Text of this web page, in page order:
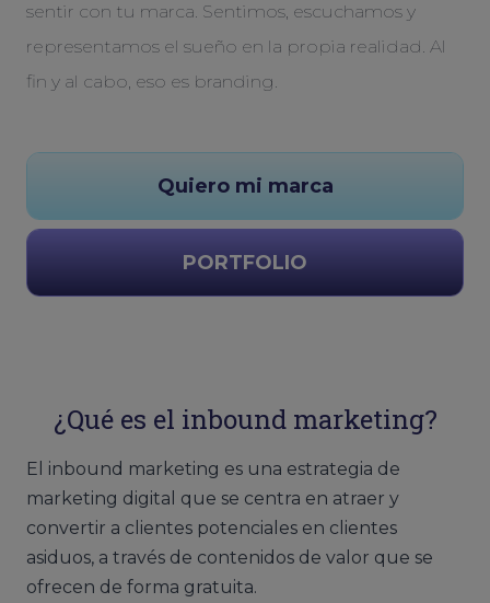
sentir con tu marca. Sentimos, escuchamos y
representamos el sueño en la propia realidad. Al
fin y al cabo, eso es branding.
Quiero mi marca
PORTFOLIO
¿Qué es el inbound marketing?
El inbound marketing es una estrategia de
marketing digital que se centra en atraer y
convertir a clientes potenciales en clientes
asiduos, a través de contenidos de valor que se
ofrecen de forma gratuita.